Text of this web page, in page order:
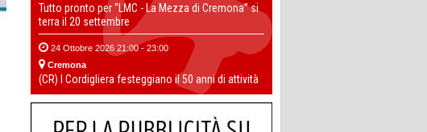
Tutto pronto per “LMC - La Mezza di Cremona” si
terra il 20 settembre
24 Ottobre 2026 21:00 - 23:00
Cremona
(CR) I Cordigliera festeggiano il 50 anni di attività